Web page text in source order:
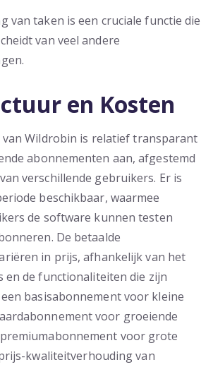
van taken is een cruciale functie die
van veel andere
en Kosten
Wildrobin is relatief transparant
abonnementen aan, afgestemd
verschillende gebruikers. Er is
beschikbaar, waarmee
de software kunnen testen
De betaalde
in prijs, afhankelijk van het
en de functionaliteiten die zijn
basisabonnement voor kleine
voor groeiende
voor grote
kwaliteitverhouding van